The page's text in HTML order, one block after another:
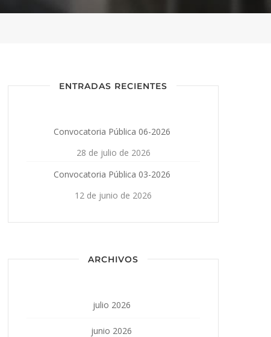
ENTRADAS RECIENTES
Convocatoria Pública 06-2026
28 de julio de 2026
Convocatoria Pública 03-2026
12 de junio de 2026
ARCHIVOS
julio 2026
junio 2026